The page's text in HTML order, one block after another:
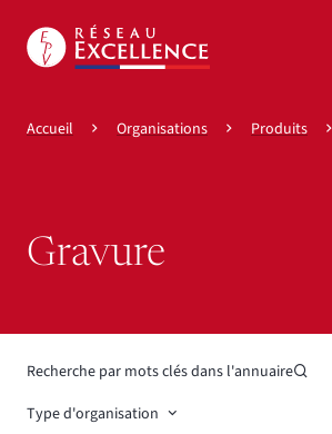
Accueil Organisations Produits
Gravure
Recherche par mots clés dans l'annuaire
Type d'organisation